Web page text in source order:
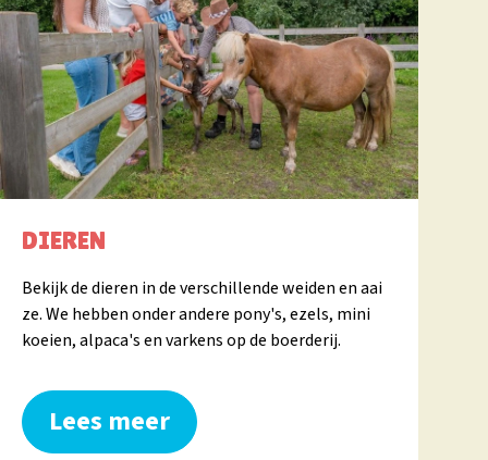
DIEREN
Bekijk de dieren in de verschillende weiden en aai
ze. We hebben onder andere pony's, ezels, mini
koeien, alpaca's en varkens op de boerderij.
Lees meer